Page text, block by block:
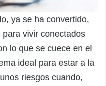
ya se ha convertido,
vivir conectados
lo que se cuece en el
ideal para estar a la
riesgos cuando,